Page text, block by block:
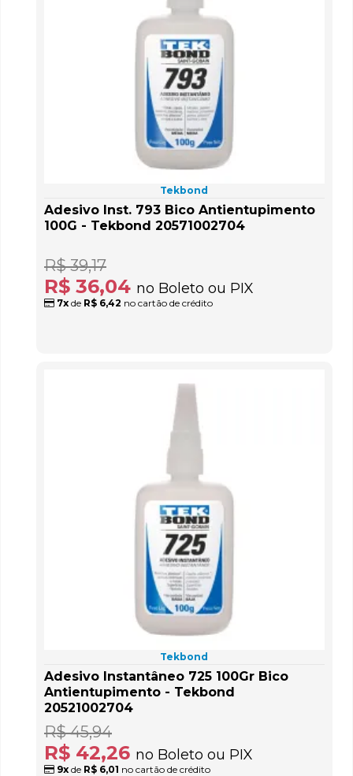
Tekbond
Adesivo Inst. 793 Bico Antientupimento
100G - Tekbond 20571002704
R$ 36,04 no Boleto ou PIX
R$ 39,17
7x de R$ 6,42 no cartão de crédito
Tekbond
Adesivo Instantâneo 725 100Gr Bico
Antientupimento - Tekbond
20521002704
R$ 42,26 no Boleto ou PIX
R$ 45,94
9x de R$ 6,01 no cartão de crédito